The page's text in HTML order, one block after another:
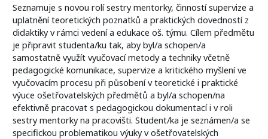
Seznamuje s novou rolí sestry mentorky, činností supervize a
uplatnění teoretických poznatků a praktických dovedností z
didaktiky v rámci vedení a edukace oš. týmu. Cílem předmětu
je připravit studenta/ku tak, aby byl/a schopen/a
samostatně využít vyučovací metody a techniky včetně
pedagogické komunikace, supervize a kritického myšlení ve
vyučovacím procesu při působení v teoretické i praktické
výuce ošetřovatelských předmětů a byl/a schopen/na
efektivně pracovat s pedagogickou dokumentací i v roli
sestry mentorky na pracovišti. Student/ka je seznámen/a se
specifickou problematikou výuky v ošetřovatelských